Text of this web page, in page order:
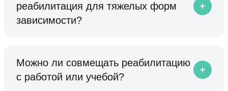
реабилитация для тяжелых форм
зависимости?
Можно ли совмещать реабилитацию
с работой или учебой?